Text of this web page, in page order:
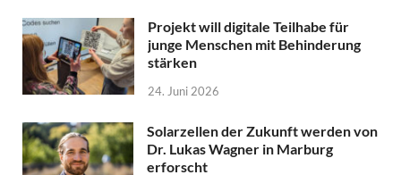
Projekt will digitale Teilhabe für
junge Menschen mit Behinderung
stärken
24. Juni 2026
Solarzellen der Zukunft werden von
Dr. Lukas Wagner in Marburg
erforscht